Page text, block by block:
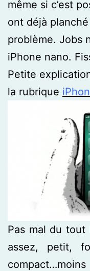
même si c’est
ont déjà
problème. Jobs
iPhone nano.
Petite
la rubrique
Pas mal du
assez, petit,